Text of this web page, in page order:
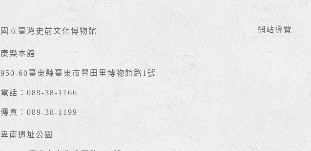
國立臺灣史前文化博物館
康樂本館
950-60臺東縣臺東市豐田里博物館路1號
電話：089-38-1166
傳真：089-38-1199
卑南遺址公園
網站導覽